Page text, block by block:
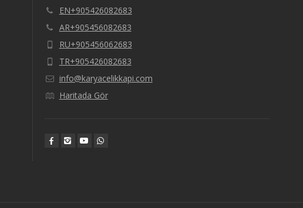
EN+905426082683
AR+905456082683
RU+905456062683
TR+905426082683
info@karyacelikkapi.com
Haritada Gör